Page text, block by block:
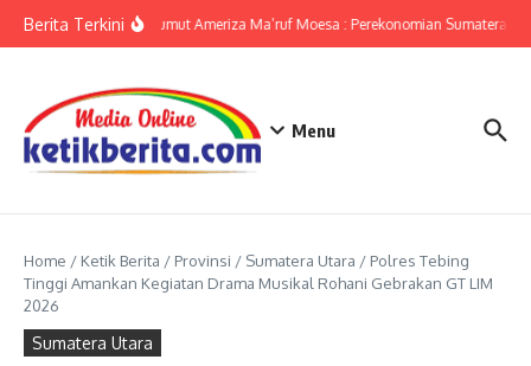
Berita TerkiniKPwBI Sumut Ameriza Ma’ruf Moesa : Perekonomian Sumatera
Menu
Home / Ketik Berita / Provinsi / Sumatera Utara / Polres Tebing
Tinggi Amankan Kegiatan Drama Musikal Rohani Gebrakan GT LIM
2026
Sumatera Utara